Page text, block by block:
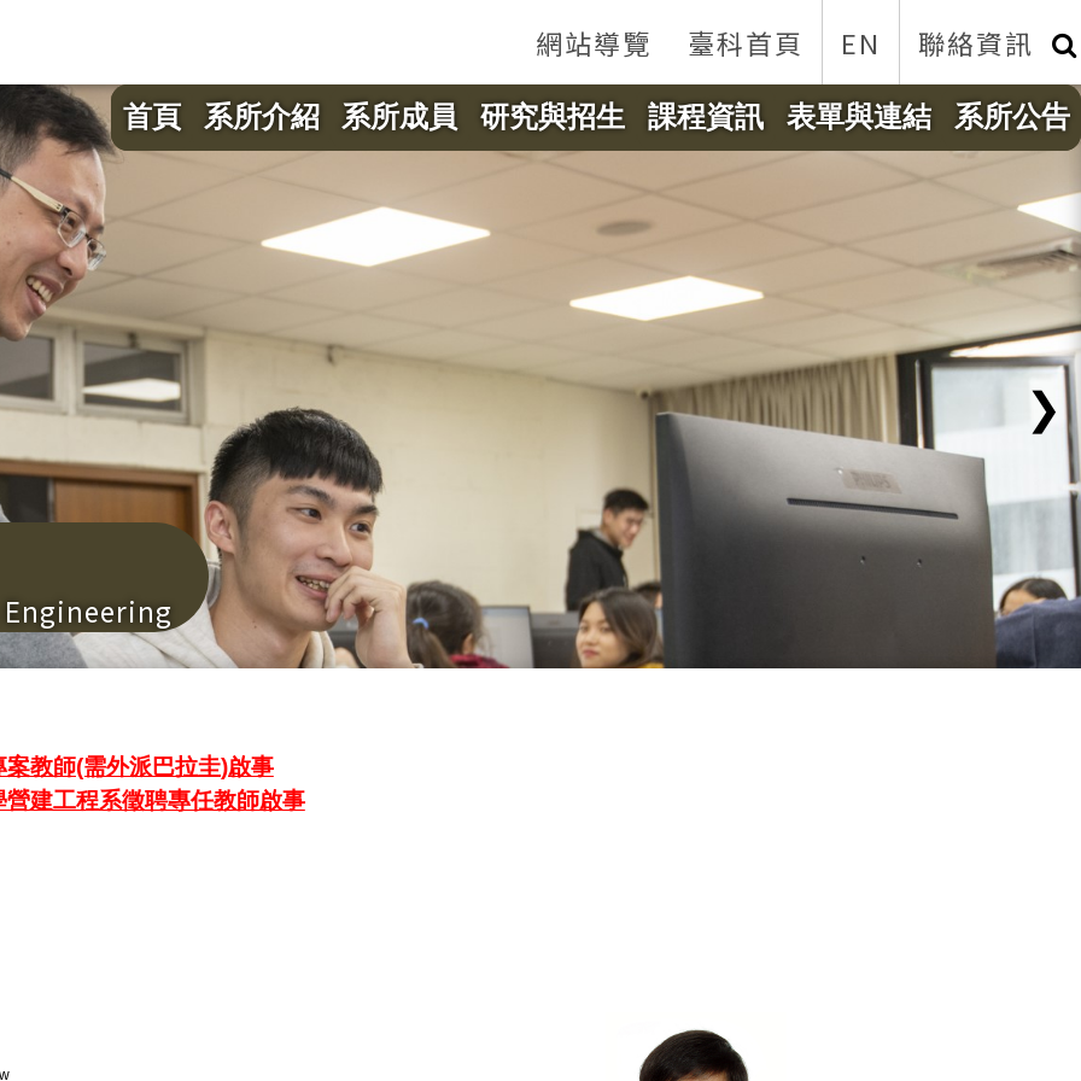
網站導覽 臺科首頁 EN 聯絡資訊
首頁 系所介紹 系所成員 研究與招生 課程資訊 表單與連結 系所公告
❯
教師(需外派巴拉圭)啟事
建工程系徵聘專任教師啟事